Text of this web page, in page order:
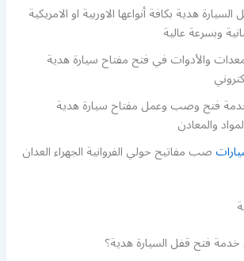
هدية بكافة أنواعها الاوربية او الامريكية
وبسرعة عالية
والأدوات في فتح مفتاح سيارة هدية
فتح وصب وعمل مفتاح سيارة هدية
والمعادن
صب مفاتيح حولي الفروانية الجهراء العدان
فتح قفل السيارة هدية؟